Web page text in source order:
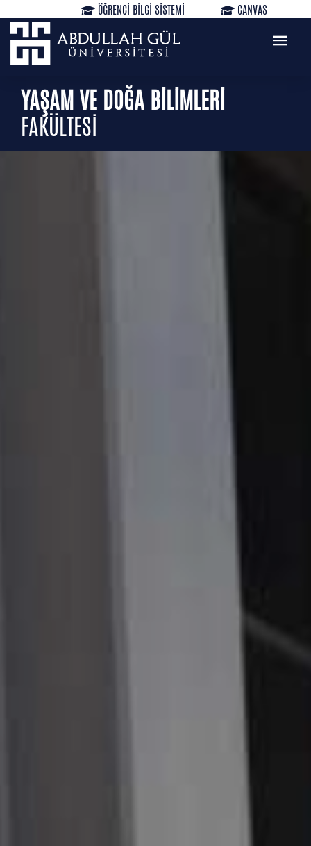
ÖĞRENCİ BİLGİ SİSTEMİ
CANVAS
KÜTÜPHANE
REZERVASYON
TR
YAŞAM VE DOĞA BİLİMLERİ
FAKÜLTESİ